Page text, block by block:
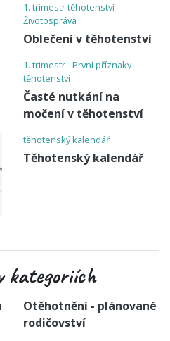
1. trimestr těhotenství -
Životospráva
Oblečení v těhotenství
1. trimestr - První příznaky
těhotenství
Časté nutkání na
močení v těhotenství
těhotenský kalendář
Těhotenský kalendář
kategoriích
Otěhotnění - plánované
rodičovství